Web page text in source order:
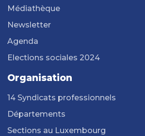
Médiathèque
Newsletter
Agenda
Elections sociales 2024
Organisation
14 Syndicats professionnels
Départements
Sections au Luxembourg